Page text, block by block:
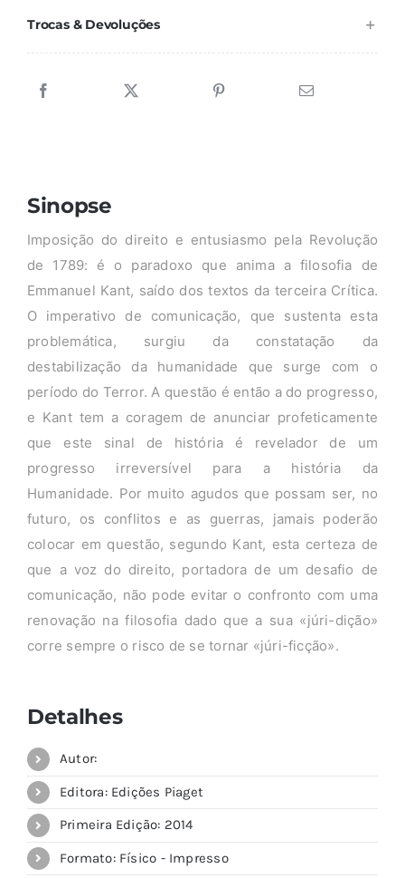
Trocas & Devoluções
Sinopse
Imposição do direito e entusiasmo pela Revolução
de 1789: é o paradoxo que anima a filosofia de
Emmanuel Kant, saído dos textos da terceira Crítica.
O imperativo de comunicação, que sustenta esta
problemática, surgiu da constatação da
destabilização da humanidade que surge com o
período do Terror. A questão é então a do progresso,
e Kant tem a coragem de anunciar profeticamente
que este sinal de história é revelador de um
progresso irreversível para a história da
Humanidade. Por muito agudos que possam ser, no
futuro, os conflitos e as guerras, jamais poderão
colocar em questão, segundo Kant, esta certeza de
que a voz do direito, portadora de um desafio de
comunicação, não pode evitar o confronto com uma
renovação na filosofia dado que a sua «júri-dição»
corre sempre o risco de se tornar «júri-ficção».
Detalhes
Autor:
Editora: Edições Piaget
Primeira Edição: 2014
Formato: Físico - Impresso